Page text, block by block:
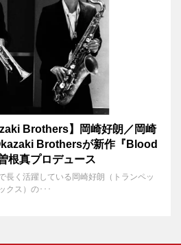
Brothers】岡崎好朗／岡崎
Brothersが新作『Blood
根真プロデュース
長く活躍している岡崎好朗（トランペッ
クス）の･･･